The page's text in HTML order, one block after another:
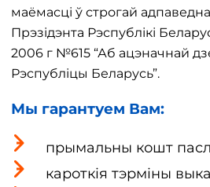
маёмасці ў строгай
Прэзідэнта Рэспублікі
2006 г №615 “Аб ацэначнай
Рэспубліцы Беларусь”.
Мы гарантуем Вам:
прымальны кошт
кароткія тэрміны